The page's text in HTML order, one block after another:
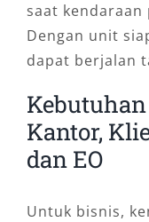
saat kendaraan
Dengan unit
dapat berjalan
Kantor,
dan EO
Untuk bisnis,